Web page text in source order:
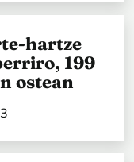
hartze
199
ostean